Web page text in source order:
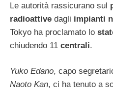
Le autorità rassicurano sul
radioattive dagli impianti
Tokyo ha proclamato lo
chiudendo 11 centrali.
Yuko Edano, capo
Naoto Kan, ci ha tenuto a